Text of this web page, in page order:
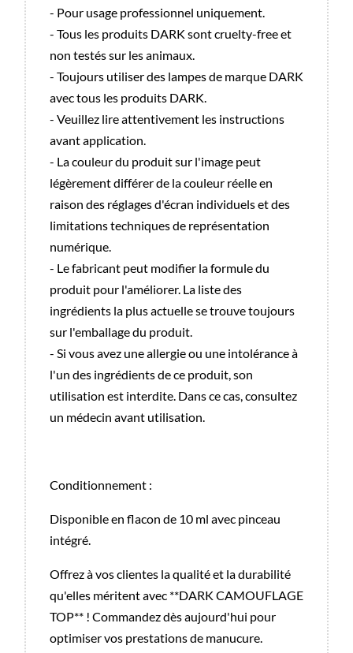
- Pour usage professionnel uniquement.
- Tous les produits DARK sont cruelty-free et
non testés sur les animaux.
- Toujours utiliser des lampes de marque DARK
avec tous les produits DARK.
- Veuillez lire attentivement les instructions
avant application.
- La couleur du produit sur l'image peut
légèrement différer de la couleur réelle en
raison des réglages d'écran individuels et des
limitations techniques de représentation
numérique.
- Le fabricant peut modifier la formule du
produit pour l'améliorer. La liste des
ingrédients la plus actuelle se trouve toujours
sur l'emballage du produit.
- Si vous avez une allergie ou une intolérance à
l'un des ingrédients de ce produit, son
utilisation est interdite. Dans ce cas, consultez
un médecin avant utilisation.
Conditionnement :
Disponible en flacon de 10 ml avec pinceau
intégré.
Offrez à vos clientes la qualité et la durabilité
qu'elles méritent avec **DARK CAMOUFLAGE
TOP** ! Commandez dès aujourd'hui pour
optimiser vos prestations de manucure.